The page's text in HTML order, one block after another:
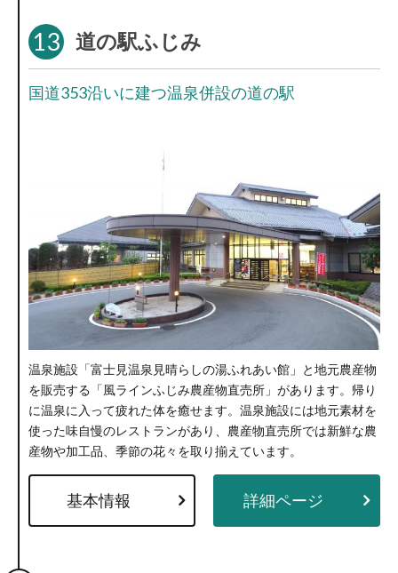
13 道の駅ふじみ
国道353沿いに建つ温泉併設の道の駅
温泉施設「富士見温泉見晴らしの湯ふれあい館」と地元農産物
を販売する「風ラインふじみ農産物直売所」があります。帰り
に温泉に入って疲れた体を癒せます。温泉施設には地元素材を
使った味自慢のレストランがあり、農産物直売所では新鮮な農
産物や加工品、季節の花々を取り揃えています。
基本情報 詳細ページ